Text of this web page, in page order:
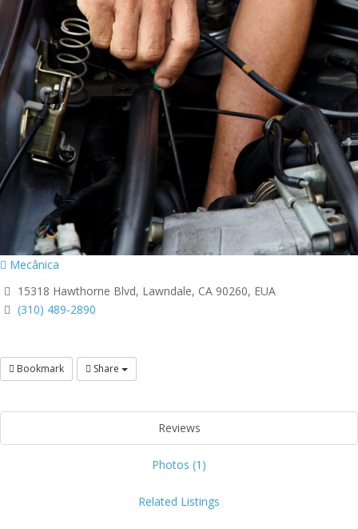
Mecânica
15318 Hawthorne Blvd, Lawndale, CA 90260, EUA
(310) 489-2890
Bookmark Share
Reviews
Photos (1)
Related Listings